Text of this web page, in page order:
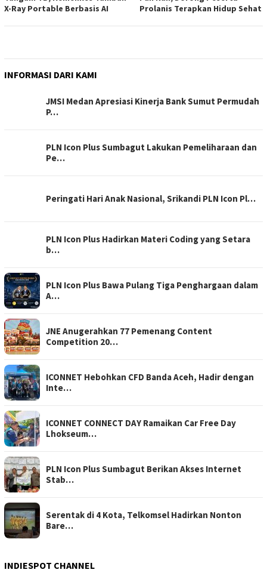
X-Ray Portable Berbasis AI
Prolanis Terapkan Hidup Sehat
INFORMASI DARI KAMI
JMSI Medan Apresiasi Kinerja Bank Sumut Permudah
P…
PLN Icon Plus Sumbagut Lakukan Pemeliharaan dan
Pe…
Peringati Hari Anak Nasional, Srikandi PLN Icon Pl…
PLN Icon Plus Hadirkan Materi Coding yang Setara
b…
PLN Icon Plus Bawa Pulang Tiga Penghargaan dalam
A…
JNE Anugerahkan 77 Pemenang Content
Competition 20…
ICONNET Hebohkan CFD Banda Aceh, Hadir dengan
Inte…
ICONNET CONNECT DAY Ramaikan Car Free Day
Lhokseum…
PLN Icon Plus Sumbagut Berikan Akses Internet
Stab…
Serentak di 4 Kota, Telkomsel Hadirkan Nonton
Bare…
INDIESPOT CHANNEL